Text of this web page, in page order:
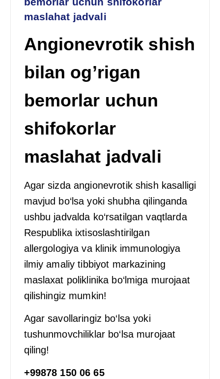
maslahat jadvali
Angionevrotik shish
bilan og’rigan
bemorlar uchun
shifokorlar
maslahat jadvali
Agar sizda angionevrotik shish kasalligi
mavjud bo‘lsa yoki shubha qilinganda
ushbu jadvalda ko‘rsatilgan vaqtlarda
Respublika ixtisoslashtirilgan
allergologiya va klinik immunologiya
ilmiy amaliy tibbiyot markazining
maslaxat poliklinika bo‘lmiga murojaat
qilishingiz mumkin!
Agar savollaringiz bo‘lsa yoki
tushunmovchiliklar bo‘lsa murojaat
qiling!
+99878 150 06 65